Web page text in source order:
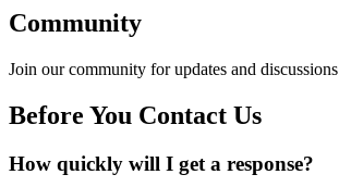
Community
Join our community for updates and discussions
Before You Contact Us
How quickly will I get a response?